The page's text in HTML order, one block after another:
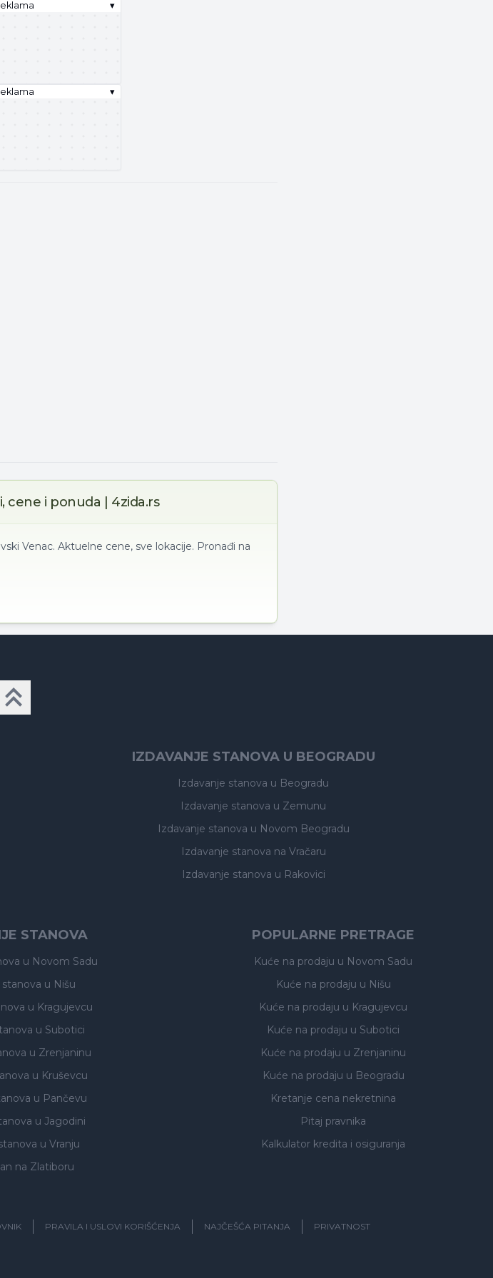
▾
▾
cene i ponuda | 4zida.rs
Venac. Aktuelne cene, sve lokacije. Pronađi na
IZDAVANJE STANOVA U BEOGRADU
Izdavanje stanova u Beogradu
Izdavanje stanova u Zemunu
Izdavanje stanova u Novom Beogradu
Izdavanje stanova na Vračaru
Izdavanje stanova u Rakovici
STANOVA
u Novom Sadu
u Nišu
u Kragujevcu
u Subotici
u Zrenjaninu
u Kruševcu
u Pančevu
u Jagodini
u Vranju
na Zlatiboru
POPULARNE PRETRAGE
Kuće na prodaju u Novom Sadu
Kuće na prodaju u Nišu
Kuće na prodaju u Kragujevcu
Kuće na prodaju u Subotici
Kuće na prodaju u Zrenjaninu
Kuće na prodaju u Beogradu
Kretanje cena nekretnina
Pitaj pravnika
Kalkulator kredita i osiguranja
PRAVILA I USLOVI KORIŠĆENJA NAJČEŠĆA PITANJA PRIVATNOST